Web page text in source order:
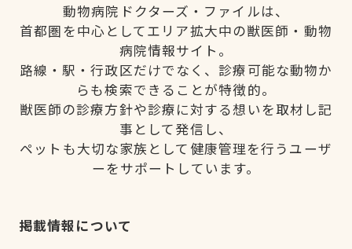
動物病院ドクターズ・ファイルは、
首都圏を中心としてエリア拡大中の獣医師・動物
病院情報サイト。
路線・駅・行政区だけでなく、診療可能な動物か
らも検索できることが特徴的。
獣医師の診療方針や診療に対する想いを取材し記
事として発信し、
ペットも大切な家族として健康管理を行うユーザ
ーをサポートしています。
掲載情報について